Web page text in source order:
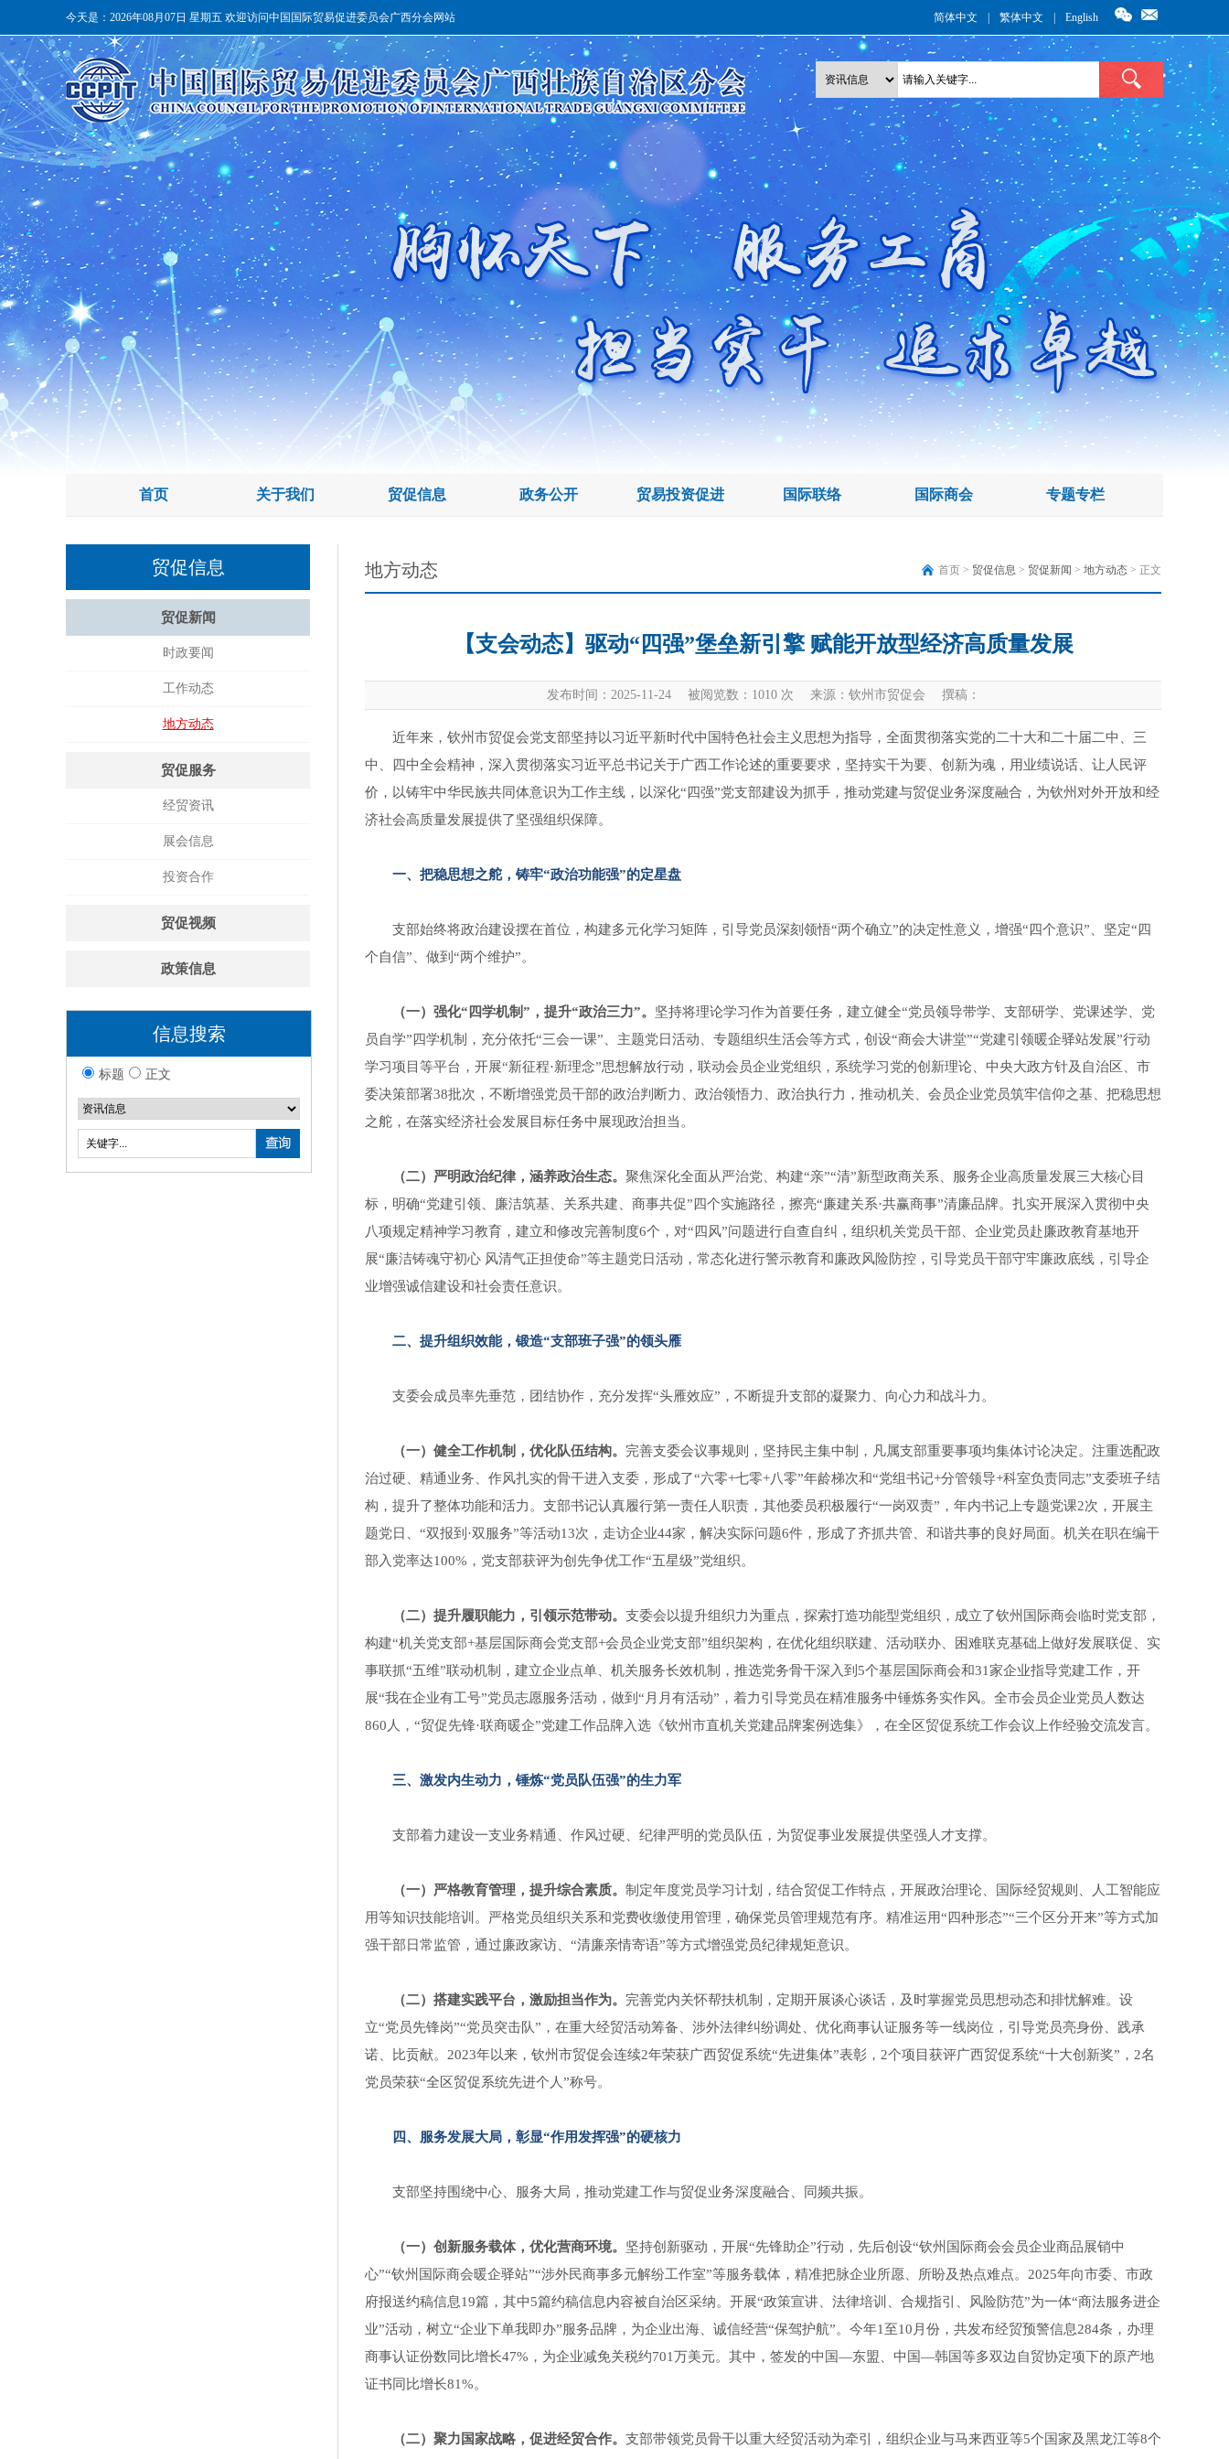
简体中文 繁体中文 English
今天是： 2026年08月07日 星期五 欢迎访问中国国际贸易促进委员会广西分会网站
首页 关于我们 贸促信息 政务公开 贸易投资促进 国际联络 国际商会 专题专栏
贸促信息
贸促新闻
时政要闻
工作动态
地方动态
贸促服务
经贸资讯
展会信息
投资合作
贸促视频
政策信息
信息搜索
标题 正文
首页 > 贸促信息 > 贸促新闻 > 地方动态 > 正文
地方动态
【支会动态】驱动“四强”堡垒新引擎 赋能开放型经济高质量发展
发布时间：2025-11-24 被阅览数： 1010次 来源：钦州市贸促会 撰稿：
近年来，钦州市贸促会党支部坚持以习近平新时代中国特色社会主义思想为指导，全面贯彻落实党的二十大和二十届二中、三
中、四中全会精神，深入贯彻落实习近平总书记关于广西工作论述的重要要求，坚持实干为要、创新为魂，用业绩说话、让人民评
价，以铸牢中华民族共同体意识为工作主线，以深化“四强”党支部建设为抓手，推动党建与贸促业务深度融合，为钦州对外开放和经
济社会高质量发展提供了坚强组织保障。
一、把稳思想之舵，铸牢“政治功能强”的定星盘
支部始终将政治建设摆在首位，构建多元化学习矩阵，引导党员深刻领悟“两个确立”的决定性意义，增强“四个意识”、坚定“四
个自信”、做到“两个维护”。
（一）强化“四学机制”，提升“政治三力”。 坚持将理论学习作为首要任务，建立健全“党员领导带学、支部研学、党课述学、党
员自学”四学机制，充分依托“三会一课”、主题党日活动、专题组织生活会等方式，创设“商会大讲堂”“党建引领暖企驿站发展”行动
学习项目等平台，开展“新征程·新理念”思想解放行动，联动会员企业党组织，系统学习党的创新理论、中央大政方针及自治区、市
委决策部署38批次，不断增强党员干部的政治判断力、政治领悟力、政治执行力，推动机关、会员企业党员筑牢信仰之基、把稳思想
之舵，在落实经济社会发展目标任务中展现政治担当。
（二）严明政治纪律，涵养政治生态。 聚焦深化全面从严治党、构建“亲”“清”新型政商关系、服务企业高质量发展三大核心目
标，明确“党建引领、廉洁筑基、关系共建、商事共促”四个实施路径，擦亮“廉建关系·共赢商事”清廉品牌。扎实开展深入贯彻中央
八项规定精神学习教育，建立和修改完善制度6个，对“四风”问题进行自查自纠，组织机关党员干部、企业党员赴廉政教育基地开
展“廉洁铸魂守初心 风清气正担使命”等主题党日活动，常态化进行警示教育和廉政风险防控，引导党员干部守牢廉政底线，引导企
业增强诚信建设和社会责任意识。
二、提升组织效能，锻造“支部班子强”的领头雁
支委会成员率先垂范，团结协作，充分发挥“头雁效应”，不断提升支部的凝聚力、向心力和战斗力。
（一）健全工作机制，优化队伍结构。 完善支委会议事规则，坚持民主集中制，凡属支部重要事项均集体讨论决定。注重选配政
治过硬、精通业务、作风扎实的骨干进入支委，形成了“六零+七零+八零”年龄梯次和“党组书记+分管领导+科室负责同志”支委班子结
构，提升了整体功能和活力。支部书记认真履行第一责任人职责，其他委员积极履行“一岗双责”，年内书记上专题党课2次，开展主
题党日、“双报到·双服务”等活动13次，走访企业44家，解决实际问题6件，形成了齐抓共管、和谐共事的良好局面。机关在职在编干
部入党率达100%，党支部获评为创先争优工作“五星级”党组织。
（二）提升履职能力，引领示范带动。 支委会以提升组织力为重点，探索打造功能型党组织，成立了钦州国际商会临时党支部，
构建“机关党支部+基层国际商会党支部+会员企业党支部”组织架构，在优化组织联建、活动联办、困难联克基础上做好发展联促、实
事联抓“五维”联动机制，建立企业点单、机关服务长效机制，推选党务骨干深入到5个基层国际商会和31家企业指导党建工作，开
展“我在企业有工号”党员志愿服务活动，做到“月月有活动”，着力引导党员在精准服务中锤炼务实作风。全市会员企业党员人数达
860人，“贸促先锋·联商暖企”党建工作品牌入选《钦州市直机关党建品牌案例选集》，在全区贸促系统工作会议上作经验交流发言。
三、激发内生动力，锤炼“党员队伍强”的生力军
支部着力建设一支业务精通、作风过硬、纪律严明的党员队伍，为贸促事业发展提供坚强人才支撑。
（一）严格教育管理，提升综合素质。 制定年度党员学习计划，结合贸促工作特点，开展政治理论、国际经贸规则、人工智能应
用等知识技能培训。严格党员组织关系和党费收缴使用管理，确保党员管理规范有序。精准运用“四种形态”“三个区分开来”等方式加
强干部日常监管，通过廉政家访、“清廉亲情寄语”等方式增强党员纪律规矩意识。
（二）搭建实践平台，激励担当作为。 完善党内关怀帮扶机制，定期开展谈心谈话，及时掌握党员思想动态和排忧解难。设
立“党员先锋岗”“党员突击队”，在重大经贸活动筹备、涉外法律纠纷调处、优化商事认证服务等一线岗位，引导党员亮身份、践承
诺、比贡献。2023年以来，钦州市贸促会连续2年荣获广西贸促系统“先进集体”表彰，2个项目获评广西贸促系统“十大创新奖”，2名
党员荣获“全区贸促系统先进个人”称号。
四、服务发展大局，彰显“作用发挥强”的硬核力
支部坚持围绕中心、服务大局，推动党建工作与贸促业务深度融合、同频共振。
（一）创新服务载体，优化营商环境。 坚持创新驱动，开展“先锋助企”行动，先后创设“钦州国际商会会员企业商品展销中
心”“钦州国际商会暖企驿站”“涉外民商事多元解纷工作室”等服务载体，精准把脉企业所愿、所盼及热点难点。2025年向市委、市政
府报送约稿信息19篇，其中5篇约稿信息内容被自治区采纳。开展“政策宣讲、法律培训、合规指引、风险防范”为一体“商法服务进企
业”活动，树立“企业下单我即办”服务品牌，为企业出海、诚信经营“保驾护航”。今年1至10月份，共发布经贸预警信息284条，办理
商事认证份数同比增长47%，为企业减免关税约701万美元。其中，签发的中国—东盟、中国—韩国等多双边自贸协定项下的原产地
证书同比增长81%。
（二）聚力国家战略，促进经贸合作。 支部带领党员骨干以重大经贸活动为牵引，组织企业与马来西亚等5个国家及黑龙江等8个